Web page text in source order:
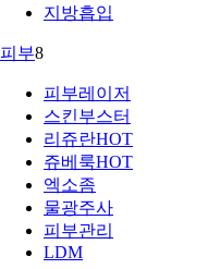
지방흡입
피부8
피부레이저
스킨부스터
리쥬란HOT
쥬베룩HOT
엑소좀
물광주사
피부관리
LDM